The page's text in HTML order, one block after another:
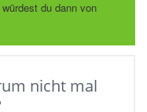
du dann von
nicht mal